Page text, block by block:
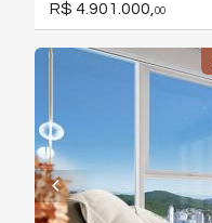
R$ 4.901.000, 00